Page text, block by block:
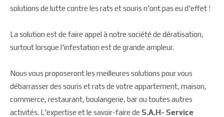
solutions de lutte contre les rats et souris n'ont pas eu d'effet !
La solution est de faire appel à notre société de dératisation,
surtout lorsque l'infestation est de grande ampleur.
Nous vous proposeront les meilleures solutions pour vous
débarrasser des souris et rats de votre appartement, maison,
commerce, restaurant, boulangerie, bar ou toutes autres
activités. L'expertise et le savoir-faire de S.A.H- Service